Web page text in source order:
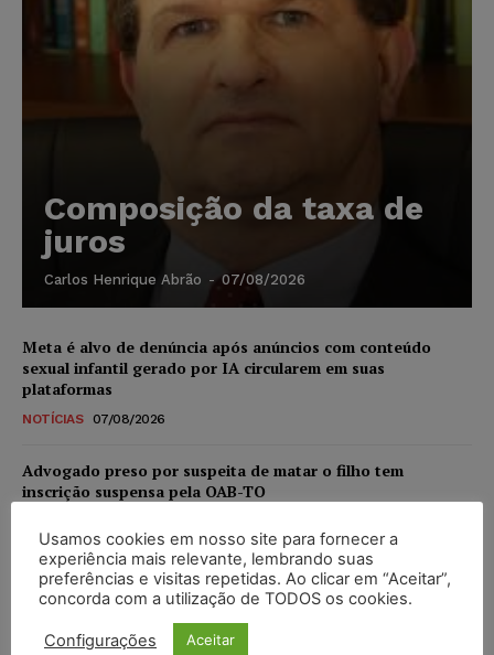
Composição da taxa de
juros
Carlos Henrique Abrão - 07/08/2026
Meta é alvo de denúncia após anúncios com conteúdo
sexual infantil gerado por IA circularem em suas
plataformas
NOTÍCIAS 07/08/2026
Advogado preso por suspeita de matar o filho tem
inscrição suspensa pela OAB-TO
STF amplia isenção de IBS e CBS na compra de veículos
novos para pessoas com deficiência e autistas de todos os
DIREITO TRIBUTÁRIO 07/08/2026
Usamos cookies em nosso site para fornecer a
experiência mais relevante, lembrando suas
preferências e visitas repetidas. Ao clicar em “Aceitar”,
concorda com a utilização de TODOS os cookies.
Configurações Aceitar